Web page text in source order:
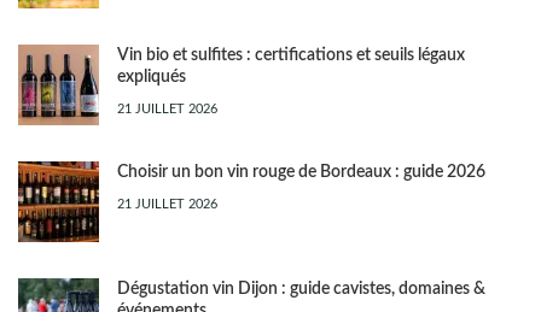
Vin bio et sulfites : certifications et seuils légaux
expliqués
21 JUILLET 2026
Choisir un bon vin rouge de Bordeaux : guide 2026
21 JUILLET 2026
Dégustation vin Dijon : guide cavistes, domaines &